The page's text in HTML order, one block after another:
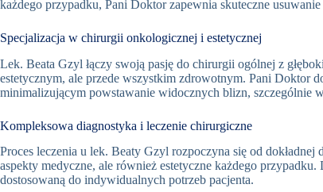
każdego przypadku, Pani Doktor zapewnia skuteczne
Specjalizacja w chirurgii onkologicznej i estetycznej
Lek. Beata Gzyl łączy swoją pasję do chirurgii ogólnej z
estetycznym, ale przede wszystkim zdrowotnym. Pani Doktor
minimalizującym powstawanie widocznych blizn, szczególnie
Kompleksowa diagnostyka i leczenie chirurgiczne
Proces leczenia u lek. Beaty Gzyl rozpoczyna się od
aspekty medyczne, ale również estetyczne każdego
dostosowaną do indywidualnych potrzeb pacjenta.